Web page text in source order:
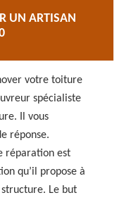
UN ARTISAN
votre toiture
spécialiste
Il vous
réponse.
réparation est
qu’il propose à
Le but